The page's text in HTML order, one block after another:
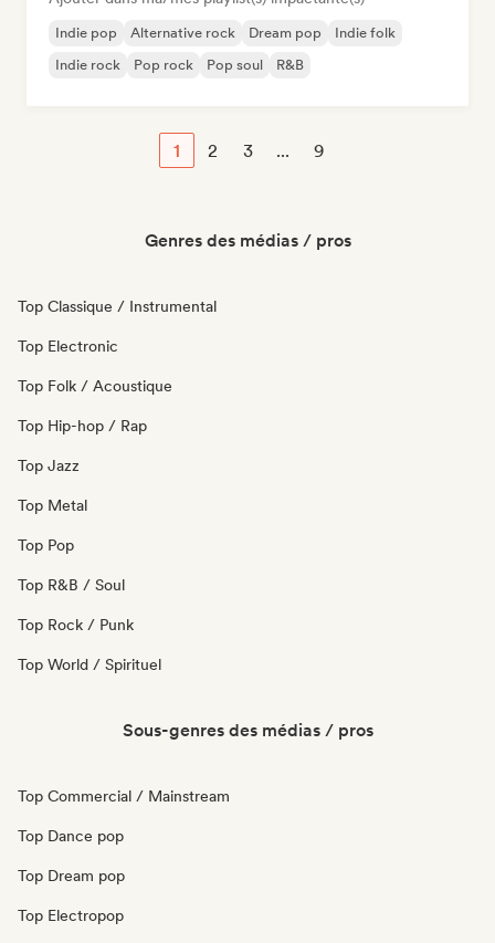
Indie pop Alternative rock Dream pop
Indie folk
Indie rock
Pop rock Pop soul R&B
1 2 3 ... 9
Genres des médias / pros
Top Classique / Instrumental
Top Electronic
Top Folk / Acoustique
Top Hip-hop / Rap
Top Jazz
Top Metal
Top Pop
Top R&B / Soul
Top Rock / Punk
Top World / Spirituel
Sous-genres des médias / pros
Top Commercial / Mainstream
Top Dance pop
Top Dream pop
Top Electropop